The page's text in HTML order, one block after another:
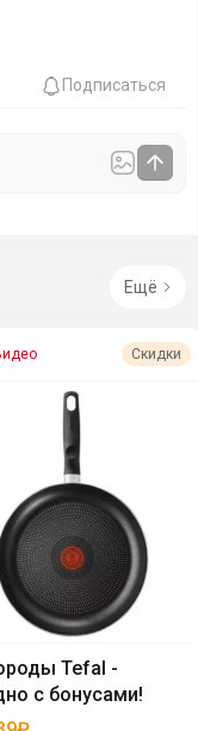
Подписаться
Ещё
Скидки
Tefal -
с бонусами!